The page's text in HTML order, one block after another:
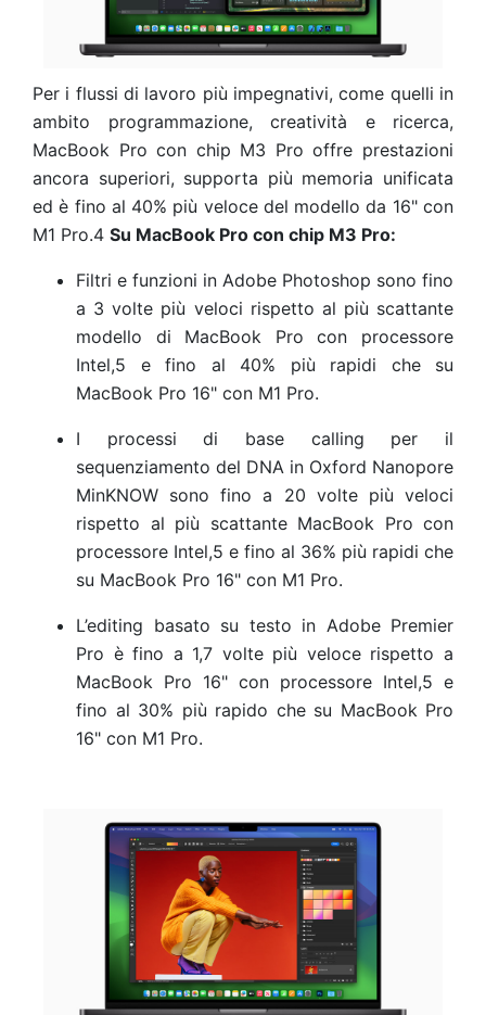
Per i flussi di lavoro più impegnativi, come quelli in
ambito programmazione, creatività e ricerca,
MacBook Pro con chip M3 Pro offre prestazioni
ancora superiori, supporta più memoria unificata
ed è fino al 40% più veloce del modello da 16" con
M1 Pro.4 Su MacBook Pro con chip M3 Pro:
Filtri e funzioni in Adobe Photoshop sono fino
a 3 volte più veloci rispetto al più scattante
modello di MacBook Pro con processore
Intel,5
e fino al 40% più rapidi che su
MacBook Pro 16" con M1 Pro.
I processi di base calling per il
sequenziamento del DNA in Oxford Nanopore
MinKNOW sono fino a 20 volte più veloci
rispetto al più scattante MacBook Pro con
processore Intel,5 e fino al 36% più rapidi che
su MacBook Pro 16" con M1 Pro.
L’editing basato su testo in Adobe Premier
Pro è fino a 1,7 volte più veloce rispetto a
MacBook Pro 16" con processore Intel,5 e
fino al 30% più rapido che su MacBook Pro
16" con M1 Pro.